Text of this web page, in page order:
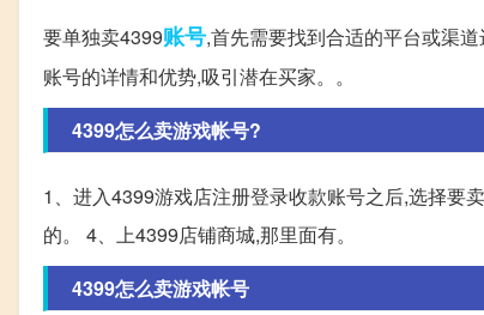
要单独卖4399账号,首先需要找到合适的平台或渠
账号的详情和优势,吸引潜在买家。。
4399怎么卖游戏帐号?
1、进入4399游戏店注册登录收款账号之后,选择要
的。 4、上4399店铺商城,那里面有。
4399怎么卖游戏帐号